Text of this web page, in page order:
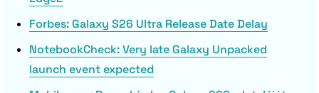
Forbes: Galaxy S26 Ultra Release Date Delay
NotebookCheck: Very late Galaxy Unpacked
launch event expected